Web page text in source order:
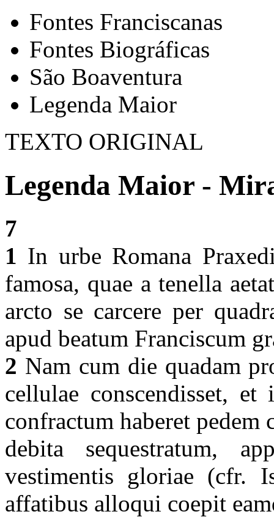
Fontes Franciscanas
Fontes Biográficas
São Boaventura
Legenda Maior
TEXTO ORIGINAL
Legenda Maior -
7
1 In urbe Romana
famosa, quae a tenella
arcto se carcere per
apud beatum Franciscum
2 Nam cum die quadam
cellulae conscendisset, et
confractum haberet pedem
debita sequestratum,
vestimentis gloriae (cfr.
affatibus alloqui coepit